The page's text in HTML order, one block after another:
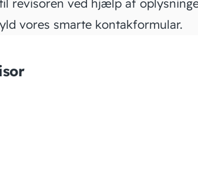
revisoren ved hjælp af
vores smarte kontakformular.